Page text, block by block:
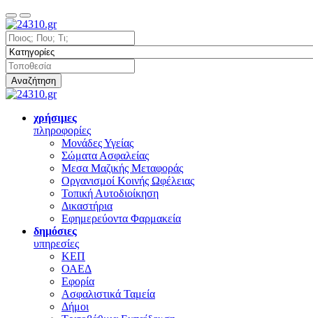
Αναζήτηση
χρήσιμες
πληροφορίες
Μονάδες Υγείας
Σώματα Ασφαλείας
Μεσα Μαζικής Μεταφοράς
Οργανισμοί Κοινής Ωφέλειας
Τοπική Αυτοδιοίκηση
Δικαστήρια
Εφημερεύοντα Φαρμακεία
δημόσιες
υπηρεσίες
ΚΕΠ
ΟΑΕΔ
Εφορία
Ασφαλιστικά Ταμεία
Δήμοι